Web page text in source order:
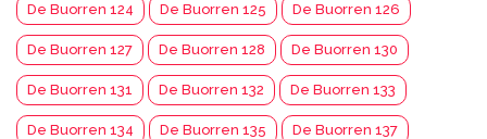
De Buorren 124 De Buorren 125 De Buorren 126
De Buorren 127 De Buorren 128 De Buorren 130
De Buorren 131 De Buorren 132 De Buorren 133
De Buorren 134 De Buorren 135 De Buorren 137